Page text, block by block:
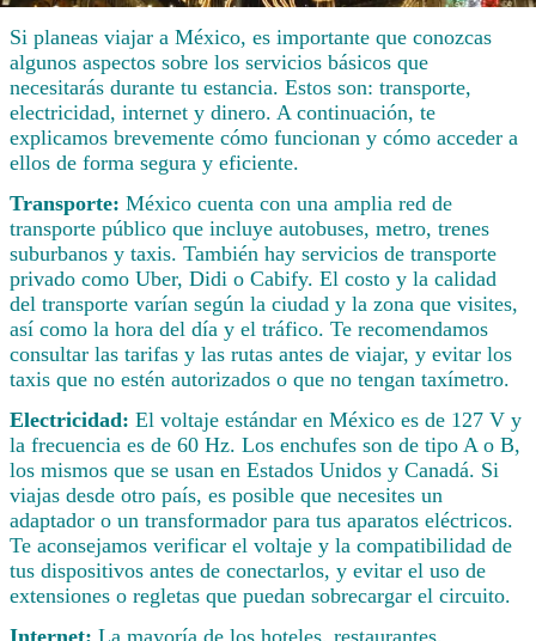
Si planeas viajar a México, es importante que conozcas
algunos aspectos sobre los servicios básicos que
necesitarás durante tu estancia. Estos son: transporte,
electricidad, internet y dinero. A continuación, te
explicamos brevemente cómo funcionan y cómo acceder a
ellos de forma segura y eficiente.
Transporte: México cuenta con una amplia red de
transporte público que incluye autobuses, metro, trenes
suburbanos y taxis. También hay servicios de transporte
privado como Uber, Didi o Cabify. El costo y la calidad
del transporte varían según la ciudad y la zona que visites,
así como la hora del día y el tráfico. Te recomendamos
consultar las tarifas y las rutas antes de viajar, y evitar los
taxis que no estén autorizados o que no tengan taxímetro.
Electricidad: El voltaje estándar en México es de 127 V y
la frecuencia es de 60 Hz. Los enchufes son de tipo A o B,
los mismos que se usan en Estados Unidos y Canadá. Si
viajas desde otro país, es posible que necesites un
adaptador o un transformador para tus aparatos eléctricos.
Te aconsejamos verificar el voltaje y la compatibilidad de
tus dispositivos antes de conectarlos, y evitar el uso de
extensiones o regletas que puedan sobrecargar el circuito.
Internet: La mayoría de los hoteles, restaurantes,